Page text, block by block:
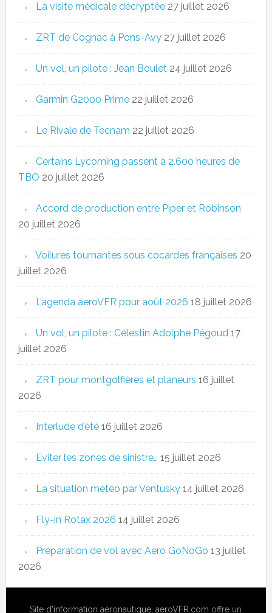
La visite médicale décryptée 27 juillet 2026
ZRT de Cognac à Pons-Avy 27 juillet 2026
Un vol, un pilote : Jean Boulet 24 juillet 2026
Garmin G2000 Prime 22 juillet 2026
Le Rivale de Tecnam 22 juillet 2026
Certains Lycoming passent à 2.600 heures de
TBO 20 juillet 2026
Accord de production entre Piper et Robinson
20 juillet 2026
Voilures tournantes sous cocardes françaises 20
juillet 2026
L’agenda aeroVFR pour août 2026 18 juillet 2026
Un vol, un pilote : Célestin Adolphe Pégoud 17
juillet 2026
ZRT pour montgolfières et planeurs 16 juillet
2026
Interlude d’été 16 juillet 2026
Eviter les zones de sinistre… 15 juillet 2026
La situation météo par Ventusky 14 juillet 2026
Fly-in Rotax 2026 14 juillet 2026
Préparation de vol avec Aero GoNoGo 13 juillet
2026
Site d'information aéronautique,aeroVFR.com offre un